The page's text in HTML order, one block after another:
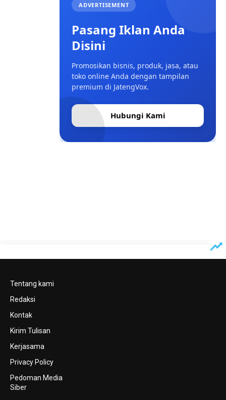
ADVERTISEMENT
Pasang Iklan Anda
Disini
Promosikan bisnis, produk, jasa, atau
toko online Anda dengan tampilan
premium di JatengVox.
Hubungi Kami
Tentang kami
Redaksi
Kontak
Kirim Tulisan
Kerjasama
Privacy Policy
Pedoman Media
Siber